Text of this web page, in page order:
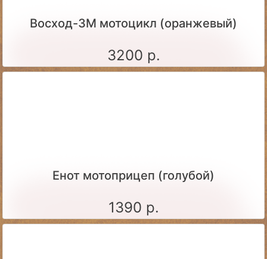
Восход-3М мотоцикл (оранжевый)
3200 р.
Енот мотоприцеп (голубой)
1390 р.